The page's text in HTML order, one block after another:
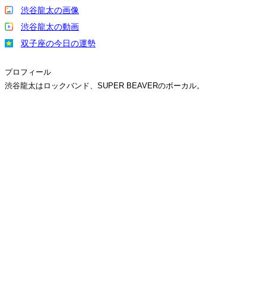
渋谷龍太の画像
渋谷龍太の動画
双子座の今日の運勢
プロフィール
渋谷龍太はロックバンド、SUPER BEAVERのボーカル。